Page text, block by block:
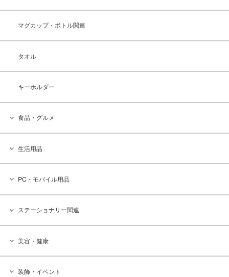
マグカップ・ボトル関連
タオル
キーホルダー
食品・グルメ
生活用品
PC・モバイル用品
ステーショナリー関連
美容・健康
装飾・イベント